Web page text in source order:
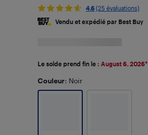
4.6 (25 évaluations)
Vendu et expédié par Best Buy
Le solde prend fin le : August 6, 2026*
Couleur: Noir